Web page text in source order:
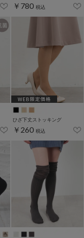
￥780 税込
ひざ下丈ストッキング
￥260 税込